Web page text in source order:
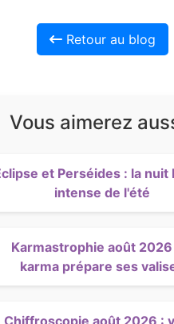
Retour au blog
Vous aimerez
et Perséides : la nuit
intense de l'été
Karmastrophie août 2026
karma prépare ses
Chiffroscopie août 2026 :